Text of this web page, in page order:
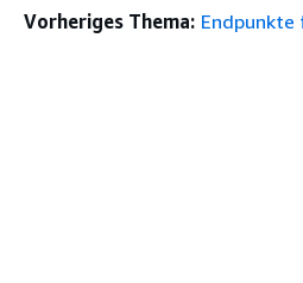
Vorheriges Thema: Endpunkte